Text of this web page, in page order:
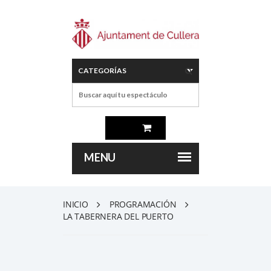
INICIO
PROGRAMACIÓN
LA TABERNERA DEL PUERTO